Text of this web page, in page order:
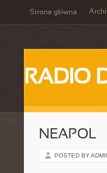
Strona główna
RADIO
NEAPOL
POSTED BY